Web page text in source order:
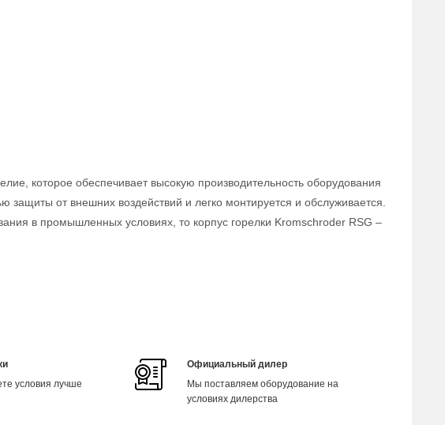
которое обеспечивает высокую производительность оборудования
от внешних воздействий и легко монтируется и обслуживается.
в промышленных условиях, то корпус горелки Kromschroder RSG –
условия лучше
Официальный дилер
Мы поставляем оборудование на
условиях дилерства